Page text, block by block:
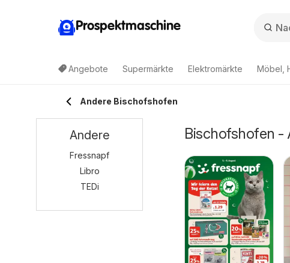
Prospektmaschine
Angebote Supermärkte Elektromärkte Möbel,
Andere Bischofshofen
Bischofshofen -
Andere
Fressnapf
Libro
TEDi